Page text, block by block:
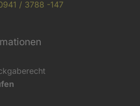
/ 3788 -147